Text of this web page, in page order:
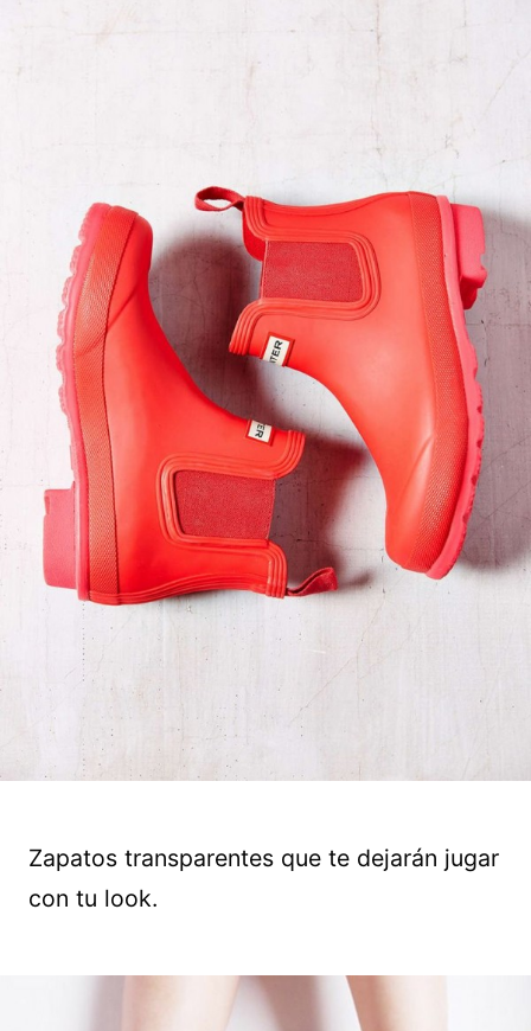
Zapatos transparentes que te dejarán jugar
con tu look.